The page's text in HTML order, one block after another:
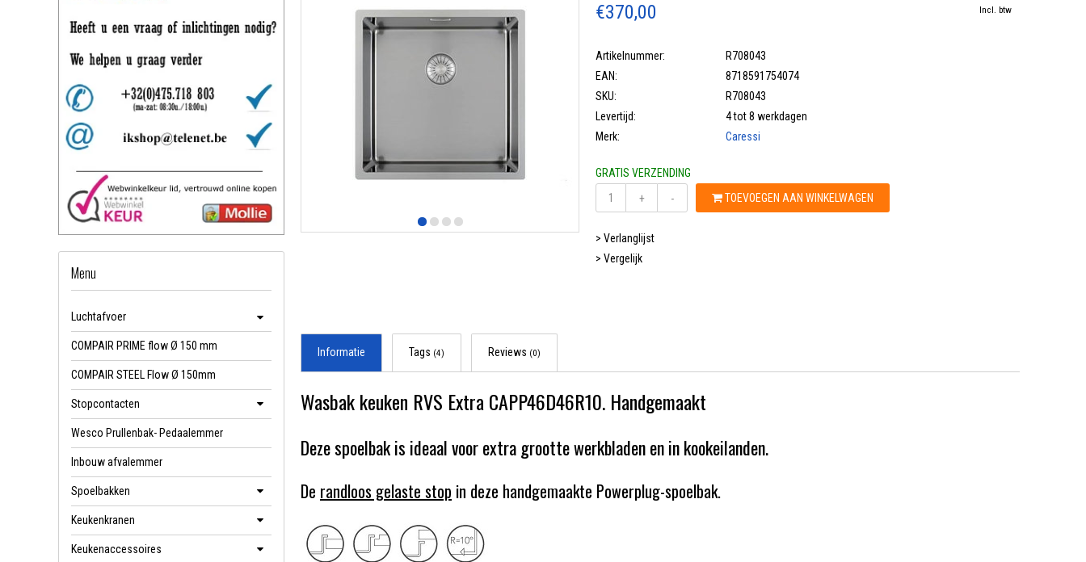
€370,00 Incl. btw
Artikelnummer:
R708043
EAN:
8718591754074
SKU:
R708043
Levertijd:
4 tot 8 werkdagen
Merk:
Caressi
GRATIS VERZENDING
+
- TOEVOEGEN AAN WINKELWAGEN
> Verlanglijst
> Vergelijk
Informatie Tags (4) Reviews (0)
Wasbak keuken RVS Extra CAPP46D46R10. Handgemaakt
Deze spoelbak is ideaal voor extra grootte werkbladen en in kookeilanden.
De randloos gelaste stop in deze handgemaakte Powerplug-spoelbak.
Menu
Luchtafvoer
COMPAIR PRIME flow Ø 150 mm
COMPAIR STEEL Flow Ø 150mm
Stopcontacten
Wesco Prullenbak- Pedaalemmer
Inbouw afvalemmer
Spoelbakken
Keukenkranen
Keukenaccessoires